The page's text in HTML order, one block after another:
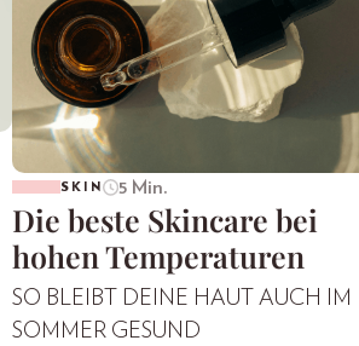
SKIN 5 Min.
Die beste Skincare bei
hohen Temperaturen
SO BLEIBT DEINE HAUT AUCH IM
SOMMER GESUND